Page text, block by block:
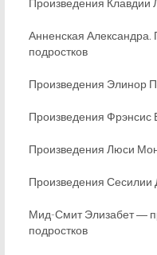
Произведения Клавдии
Анненская Александра.
подростков
Произведения Элинор
Произведения Фрэнсис
Произведения Люси
Произведения Сесилии
Мид-Смит Элизабет ―
подростков